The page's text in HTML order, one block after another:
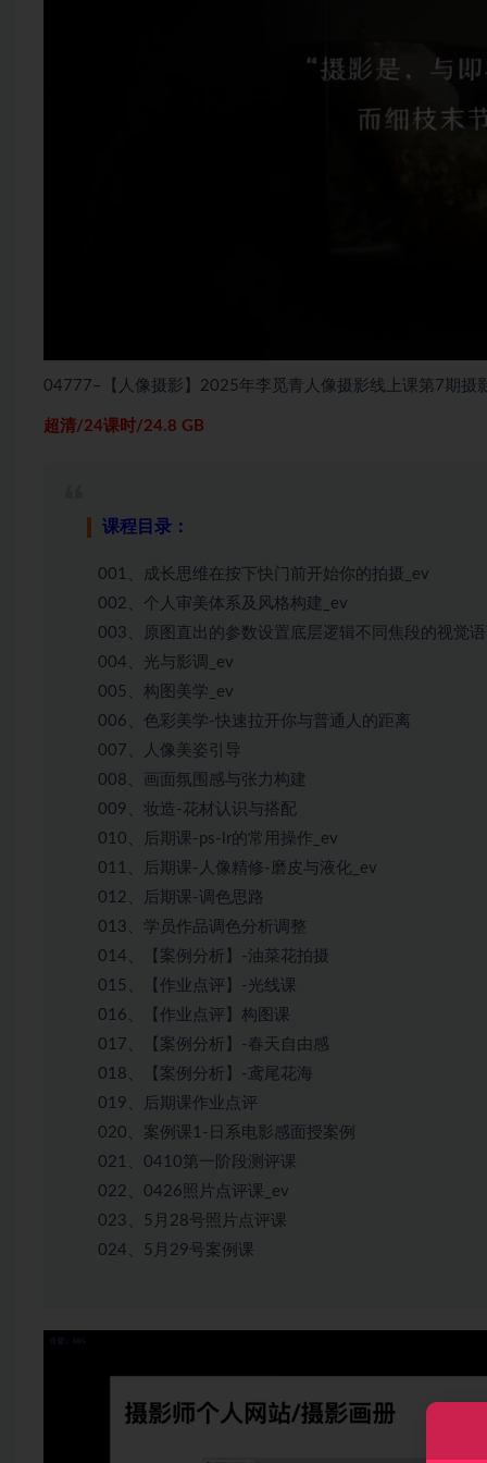
04777–【人像摄影】2025年李觅青人像摄影线上课第7期摄
超清/24课时/24.8 GB
课程目录：
001、成长思维在按下快门前开始你的拍摄_ev
002、个人审美体系及风格构建_ev
003、原图直出的参数设置底层逻辑不同焦段的视觉
004、光与影调_ev
005、构图美学_ev
006、色彩美学-快速拉开你与普通人的距离
007、人像美姿引导
008、画面氛围感与张力构建
009、妆造-花材认识与搭配
010、后期课-ps-lr的常用操作_ev
011、后期课-人像精修-磨皮与液化_ev
012、后期课-调色思路
013、学员作品调色分析调整
014、【案例分析】-油菜花拍摄
015、【作业点评】-光线课
016、【作业点评】构图课
017、【案例分析】-春天自由感
018、【案例分析】-鸢尾花海
019、后期课作业点评
020、案例课1-日系电影感面授案例
021、0410第一阶段测评课
022、0426照片点评课_ev
023、5月28号照片点评课
024、5月29号案例课